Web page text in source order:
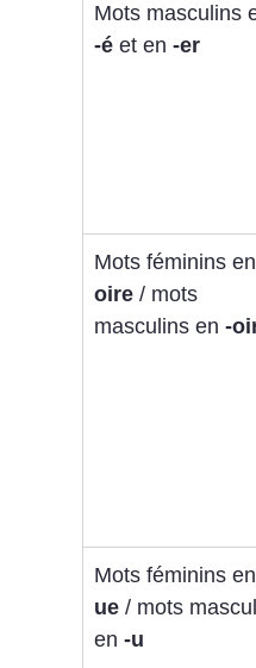
Mots masculins
-é et en -er
Mots féminins en
oire / mots
masculins en -
Mots féminins en
ue / mots
en -u